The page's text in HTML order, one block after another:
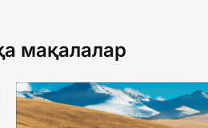
мақалалар